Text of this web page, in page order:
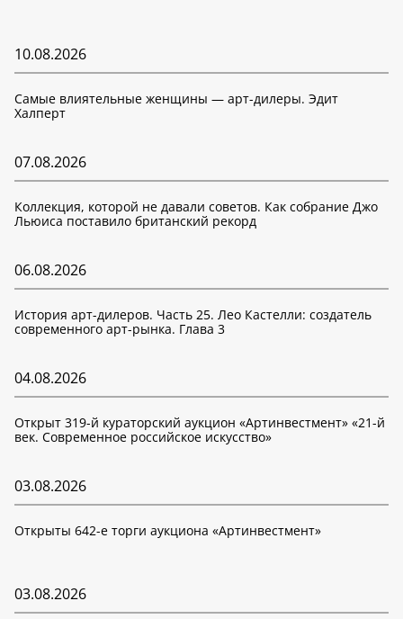
10.08.2026
Самые влиятельные женщины — арт-дилеры. Эдит
Халперт
07.08.2026
Коллекция, которой не давали советов. Как собрание Джо
Льюиса поставило британский рекорд
06.08.2026
История арт-дилеров. Часть 25. Лео Кастелли: создатель
современного арт-рынка. Глава 3
04.08.2026
Открыт 319-й кураторский аукцион «Артинвестмент» «21-й
век. Современное российское искусство»
03.08.2026
Открыты 642-е торги аукциона «Артинвестмент»
03.08.2026